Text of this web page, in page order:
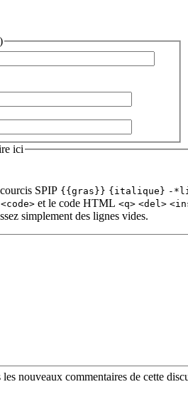
ici
SPIP {{gras}} {italique} -
<code> et le code HTML <q> <del>
simplement des lignes vides.
nouveaux commentaires de cette